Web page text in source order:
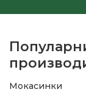
Мокасинки